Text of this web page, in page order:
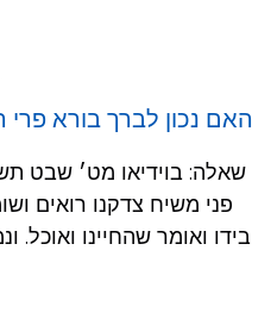
האם נכון לברך בורא פרי
פני משיח צדקנו רואים
בידו ואומר שהחיינו